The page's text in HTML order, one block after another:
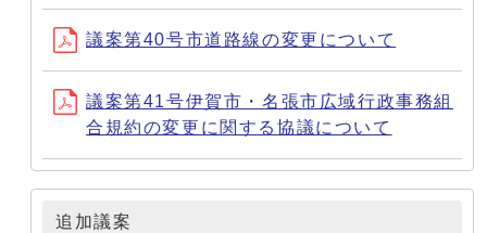
議案第40号市道路線の変更について
議案第41号伊賀市・名張市広域行政事務組
合規約の変更に関する協議について
追加議案